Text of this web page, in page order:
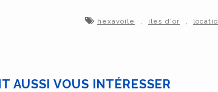
hexavoile iles d'or
AUSSI VOUS INTÉRESSER